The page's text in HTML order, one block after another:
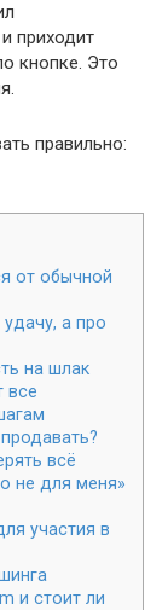
приходит
кнопке. Это
правильно:
от обычной
а про
на шлак
все
всё
не для меня»
участия в
и стоит ли